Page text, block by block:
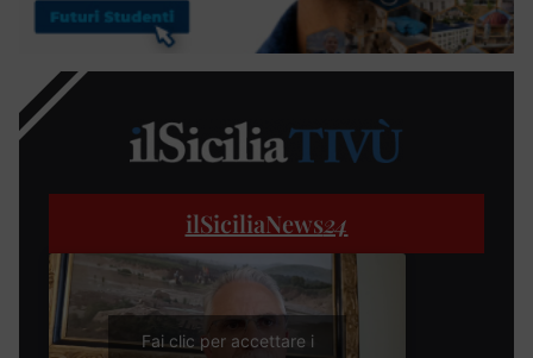
ilSiciliaNews24
Fai clic per accettare i